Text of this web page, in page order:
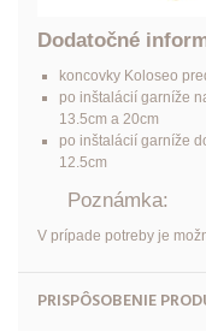
Dodatočné
koncovky Koloseo
po inštalácií garníže
13.5cm a 20cm
po inštalácií garníže
12.5cm
Poznámka:
V prípade potreby je
PRISPÔSOBENIE